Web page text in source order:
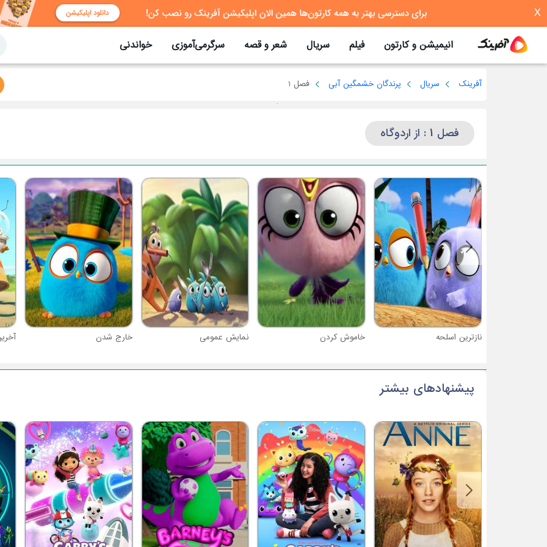
X
انیمیشن و کارتون فیلم سریال شعر و قصه سرگرمی‌آموزی خواندنی
آفرینک سریال پرندگان خشمگین آبی فصل 1
فصل 1 : از اردوگاه
نازترین اسلحه خاموش کردن نمایش عمومی خارج شدن
پیشنهادهای بیشتر